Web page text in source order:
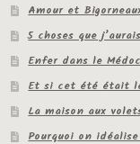
Amour et
5 choses que
Enfer dans le
Et si cet été était
La maison aux
Pourquoi on